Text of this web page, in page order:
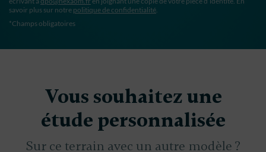
savoir plus sur notre politique de confidentialité.
*Champs obligatoires
Vous souhaitez une
étude personnalisée
Sur ce terrain avec un autre modèle ?